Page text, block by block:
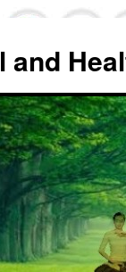
and